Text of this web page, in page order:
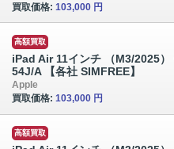
買取価格: 103,000 円
高額買取
iPad Air 11インチ （M3/2025
54J/A 【各社 SIMFREE】
Apple
買取価格: 103,000 円
高額買取